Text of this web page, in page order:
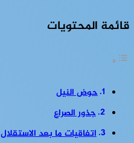
قائمة المحتويات
حوض النيل
جذور الصراع
اتفاقيات ما بعد الاستقلال